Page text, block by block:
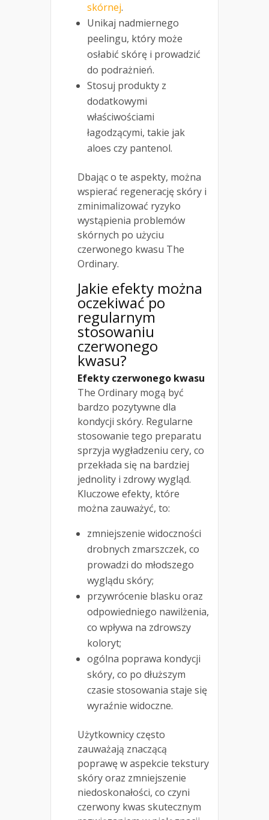
skórnej.
Unikaj nadmiernego
peelingu, który może
osłabić skórę i prowadzić
do podrażnień.
Stosuj produkty z
dodatkowymi
właściwościami
łagodzącymi, takie jak
aloes czy pantenol.
Dbając o te aspekty, można
wspierać regenerację skóry i
zminimalizować ryzyko
wystąpienia problemów
skórnych po użyciu
czerwonego kwasu The
Ordinary.
Jakie efekty można
oczekiwać po
regularnym
stosowaniu
czerwonego
kwasu?
Efekty czerwonego kwasu
The Ordinary mogą być
bardzo pozytywne dla
kondycji skóry. Regularne
stosowanie tego preparatu
sprzyja wygładzeniu cery, co
przekłada się na bardziej
jednolity i zdrowy wygląd.
Kluczowe efekty, które
można zauważyć, to:
zmniejszenie widoczności
drobnych zmarszczek, co
prowadzi do młodszego
wyglądu skóry;
przywrócenie blasku oraz
odpowiedniego nawilżenia,
co wpływa na zdrowszy
koloryt;
ogólna poprawa kondycji
skóry, co po dłuższym
czasie stosowania staje się
wyraźnie widoczne.
Użytkownicy często
zauważają znaczącą
poprawę w aspekcie tekstury
skóry oraz zmniejszenie
niedoskonałości, co czyni
czerwony kwas skutecznym